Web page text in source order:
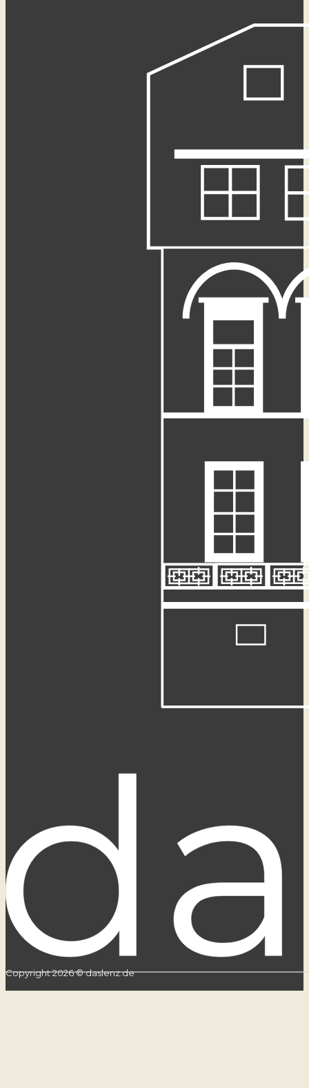
Copyright 2026 © daslenz.de